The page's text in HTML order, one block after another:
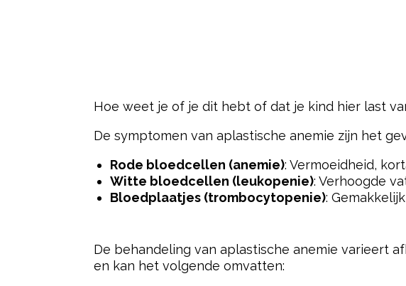
Hoe weet je of je dit hebt of dat je kind hier last
De symptomen van aplastische anemie zijn het
Rode bloedcellen (anemie): Vermoeidheid,
Witte bloedcellen (leukopenie): Verhoogde
Bloedplaatjes (trombocytopenie):
De behandeling van aplastische anemie varieert
en kan het volgende omvatten: